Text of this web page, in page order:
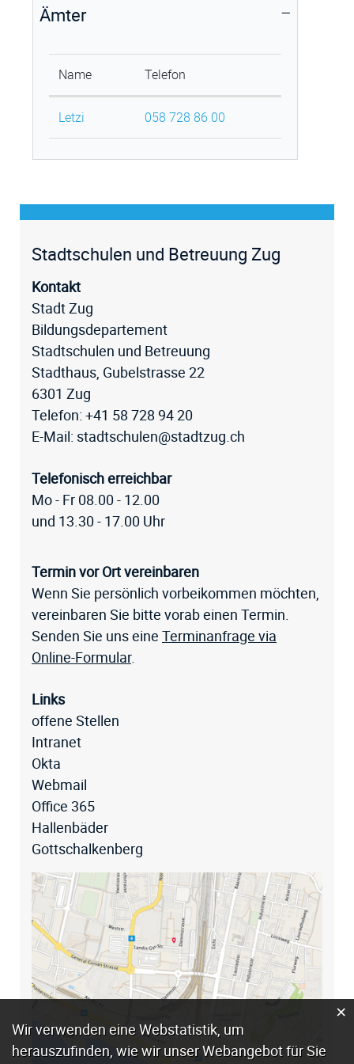
Ämter
Name Telefon
Letzi 058 728 86 00
Stadtschulen und Betreuung Zug
Kontakt
Stadt Zug
Bildungsdepartement
Stadtschulen und Betreuung
Stadthaus, Gubelstrasse 22
6301 Zug
Telefon: +41 58 728 94 20
E-Mail: stadtschulen@stadtzug.ch
Telefonisch erreichbar
Mo - Fr 08.00 - 12.00
und 13.30 - 17.00 Uhr
Termin vor Ort vereinbaren
Wenn Sie persönlich vorbeikommen möchten,
vereinbaren Sie bitte vorab einen Termin.
Senden Sie uns eine Terminanfrage via
Online-Formular.
Links
offene Stellen
Intranet
Okta
Webmail
Office 365
Hallenbäder
Gottschalkenberg
Webstatistik
Wir verwenden eine Webstatistik, um
herauszufinden, wie wir unser Webangebot für Sie
×